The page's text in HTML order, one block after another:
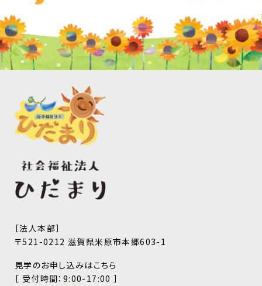
［法人本部］
〒521-0212 滋賀県米原市本郷603-1
見学のお申し込みはこちら
［ 受付時間：9:00-17:00 ］